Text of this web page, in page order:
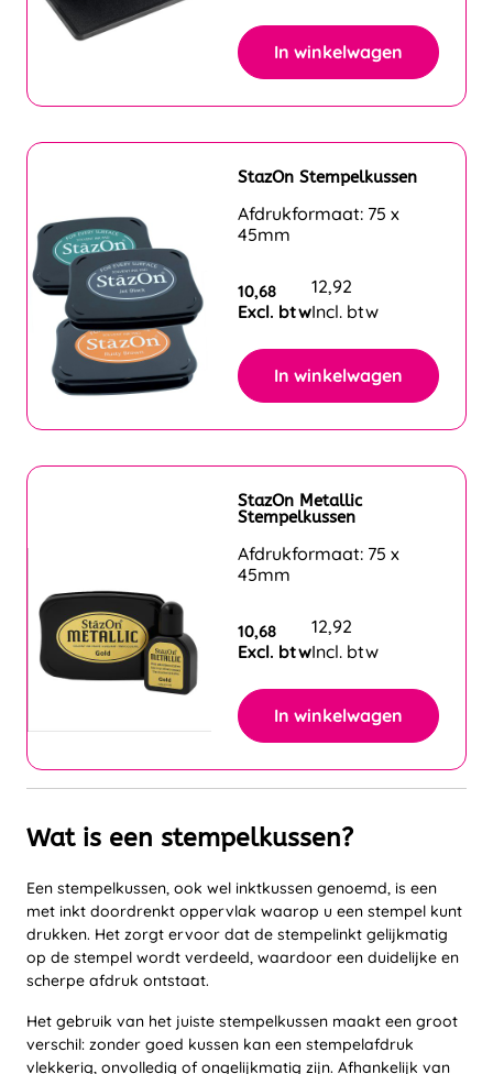
In winkelwagen
StazOn Stempelkussen
Afdrukformaat: 75 x
45mm
10,68
Excl. btw
12,92
Incl. btw
In winkelwagen
StazOn Metallic
Stempelkussen
Afdrukformaat: 75 x
45mm
10,68
Excl. btw
12,92
Incl. btw
In winkelwagen
Wat is een stempelkussen?
Een stempelkussen, ook wel inktkussen genoemd, is een
met inkt doordrenkt oppervlak waarop u een stempel kunt
drukken. Het zorgt ervoor dat de stempelinkt gelijkmatig
op de stempel wordt verdeeld, waardoor een duidelijke en
scherpe afdruk ontstaat.
Het gebruik van het juiste stempelkussen maakt een groot
verschil: zonder goed kussen kan een stempelafdruk
vlekkerig, onvolledig of ongelijkmatig zijn. Afhankelijk van